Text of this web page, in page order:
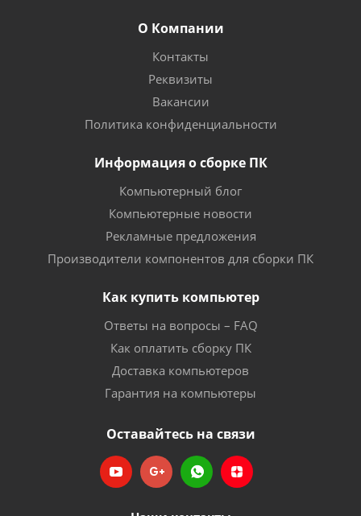
О Компании
Контакты
Реквизиты
Вакансии
Политика конфиденциальности
Информация о сборке ПК
Компьютерный блог
Компьютерные новости
Рекламные предложения
Производители компонентов для сборки ПК
Как купить компьютер
Ответы на вопросы – FAQ
Как оплатить сборку ПК
Доставка компьютеров
Гарантия на компьютеры
Оставайтесь на связи